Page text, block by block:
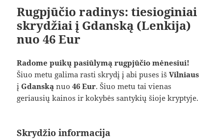
Rugpjūčio radinys: tiesioginiai
skrydžiai į Gdanską (Lenkija)
nuo 46 Eur
Radome puikų pasiūlymą rugpjūčio mėnesiui!
Šiuo metu galima rasti skrydį į abi puses išVilniaus
įGdanską nuo46 Eur. Šiuo metu tai vienas
geriausių kainos ir kokybės santykių šioje kryptyje.
Skrydžio informacija